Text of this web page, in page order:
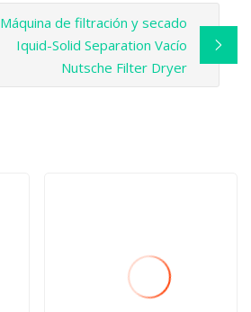
Máquina de filtración y secado
Iquid-Solid Separation Vacío
Nutsche Filter Dryer